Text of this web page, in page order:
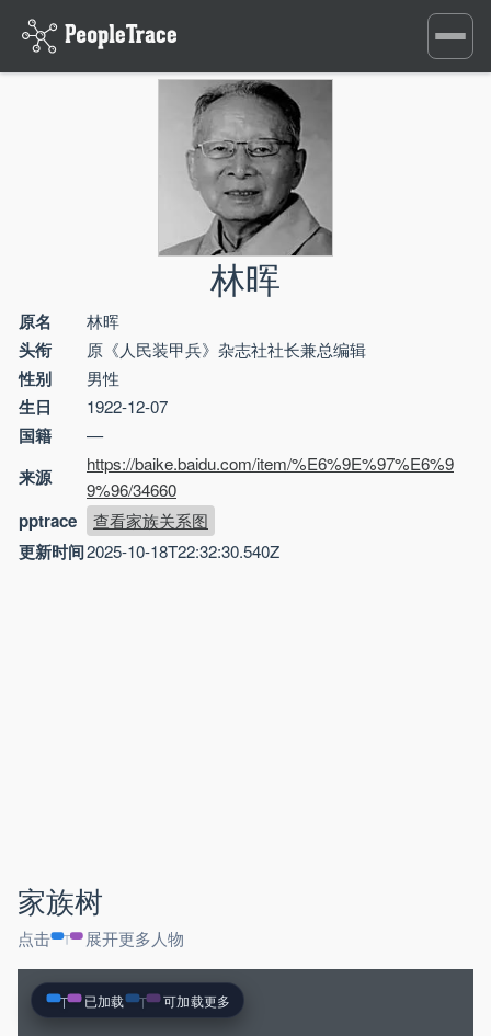
Toggle
林晖
原名 林晖
头衔 原《人民装甲兵》杂志社社长兼总编辑
性别 男性
生日 1922-12-07
国籍 —
来源
https://baike.baidu.com/item/%E6%9E%97%E6%9
9%96/34660
pptrace 查看家族关系图
更新时间2025-10-18T22:32:30.540Z
家族树
点击 展开更多人物
已加载 可加载更多